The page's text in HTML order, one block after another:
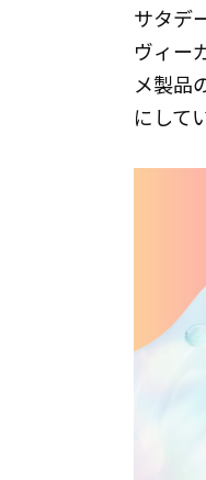
サタデ
ヴィー
メ製品
にして